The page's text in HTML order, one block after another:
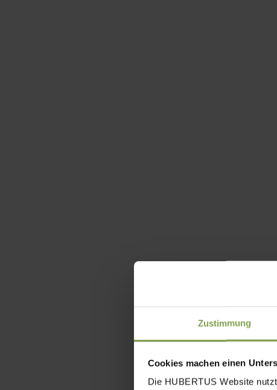
Zustimmung
Cookies machen einen
Die HUBERTUS Website